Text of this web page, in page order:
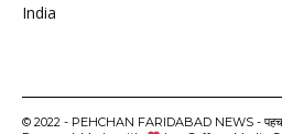
India
© 2022 - PEHCHAN FARIDABAD NEWS -